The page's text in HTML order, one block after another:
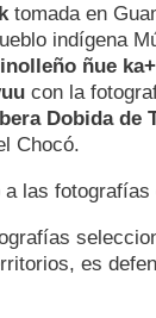
tomada en
indígena
ñue
con la
Dobida de
Chocó.
a las fotografías
es